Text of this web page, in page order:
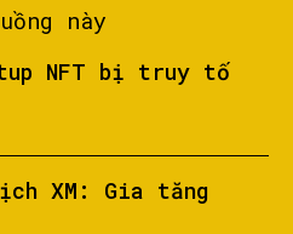
này
NFT bị truy tố
XM: Gia tăng